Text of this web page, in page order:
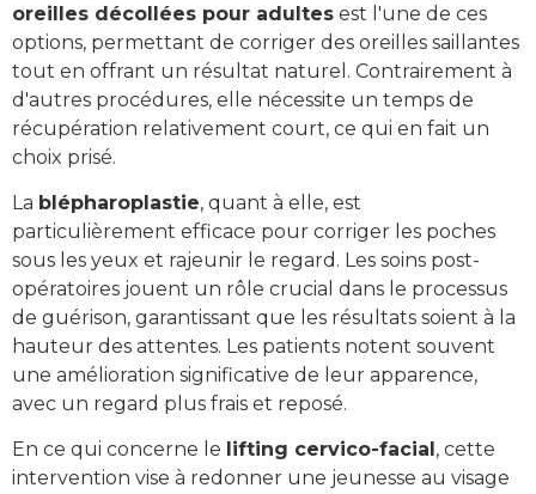
oreilles décollées pour adultes est l'une de ces
options, permettant de corriger des oreilles saillantes
tout en offrant un résultat naturel. Contrairement à
d'autres procédures, elle nécessite un temps de
récupération relativement court, ce qui en fait un
choix prisé.
La blépharoplastie, quant à elle, est
particulièrement efficace pour corriger les poches
sous les yeux et rajeunir le regard. Les soins post-
opératoires jouent un rôle crucial dans le processus
de guérison, garantissant que les résultats soient à la
hauteur des attentes. Les patients notent souvent
une amélioration significative de leur apparence,
avec un regard plus frais et reposé.
En ce qui concerne le lifting cervico-facial , cette
intervention vise à redonner une jeunesse au visage